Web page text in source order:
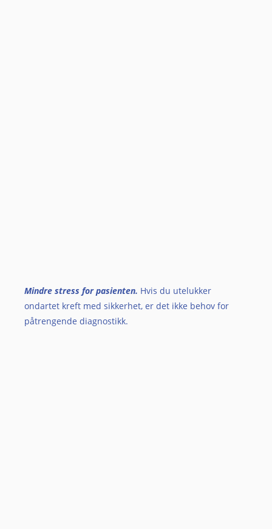
Mindre stress for pasienten. Hvis du utelukker
ondartet kreft med sikkerhet, er det ikke behov for
påtrengende diagnostikk.